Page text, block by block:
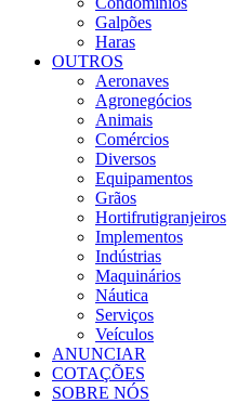
Galpões
Haras
OUTROS
Aeronaves
Agronegócios
Animais
Comércios
Diversos
Equipamentos
Grãos
Hortifrutigranjeiros
Implementos
Indústrias
Maquinários
Náutica
Serviços
Veículos
ANUNCIAR
COTAÇÕES
SOBRE NÓS